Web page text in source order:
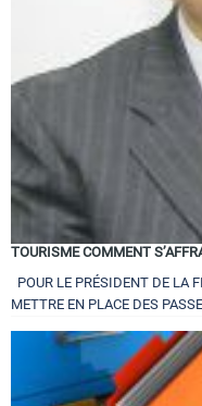
TOURISME COMMENT
POUR LE PRÉSIDENT DE LA
METTRE EN PLACE DES